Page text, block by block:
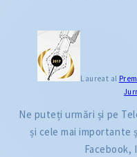
Laureat al
Ne puteți urmări și pe
și cele mai importante
Facebook,